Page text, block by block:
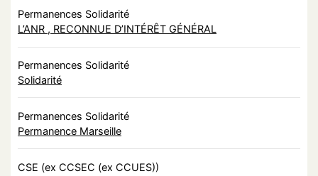
Permanences Solidarité
L’ANR , RECONNUE D’INTÉRÊT GÉNÉRAL
Permanences Solidarité
Solidarité
Permanences Solidarité
Permanence Marseille
CSE (ex CCSEC (ex CCUES))